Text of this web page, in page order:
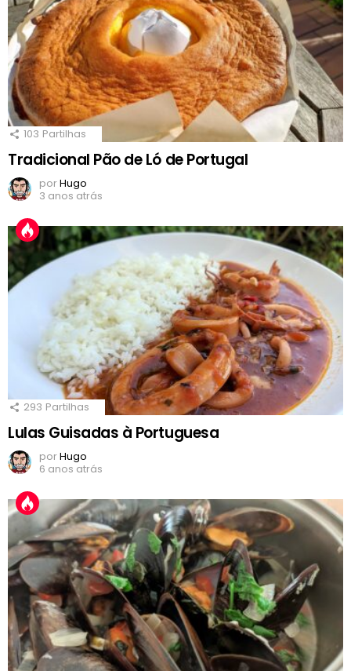
103 Partilhas
Tradicional Pão de Ló de Portugal
porHugo
3 anos atrás
293 Partilhas
Lulas Guisadas à Portuguesa
porHugo
6 anos atrás